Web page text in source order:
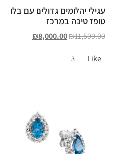
עגילי יהלומים גדולים עם בלו
טופז טיפה במרכז
₪11,500.00
₪8,000.00
Like
3